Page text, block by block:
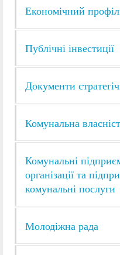
Економічний
Публічні інвестиції
Документи
Комунальна
Комунальні
організації та
комунальні послуги
Молодіжна рада